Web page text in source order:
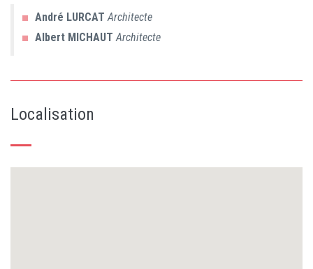
André LURCAT Architecte
Albert MICHAUT Architecte
Localisation